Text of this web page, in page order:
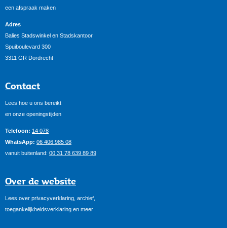
een afspraak maken
Adres
Balies Stadswinkel en Stadskantoor
Spuiboulevard 300
3311 GR Dordrecht
Contact
Lees hoe u ons bereikt
en onze openingstijden
Telefoon: 14 078
WhatsApp: 06 406 985 08
vanuit buitenland: 00 31 78 639 89 89
Over de website
Lees over privacyverklaring, archief,
toegankelijkheidsverklaring en meer